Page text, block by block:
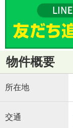
物件概要
所在地
交通